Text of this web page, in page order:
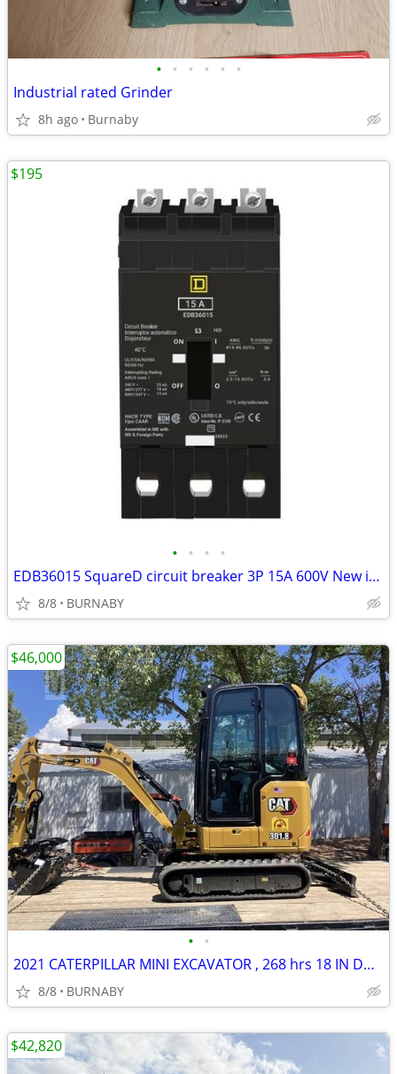
• • • • • •
Industrial rated Grinder
8h ago Burnaby
• • • •
EDB36015 SquareD circuit breaker 3P 15A 600V New in box
8/8 BURNABY
$195
• •
2021 CATERPILLAR MINI EXCAVATOR , 268 hrs 18 IN DG BKT 2 WAY CONTROL
8/8 BURNABY
$46,000
$42,820